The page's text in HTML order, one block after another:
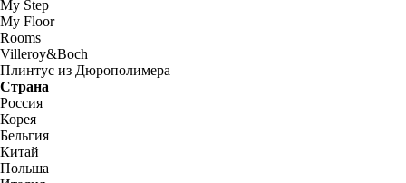
My Step
My Floor
Rooms
Villeroy&Boch
Плинтус из Дюрополимера
Страна
Россия
Корея
Бельгия
Китай
Польша